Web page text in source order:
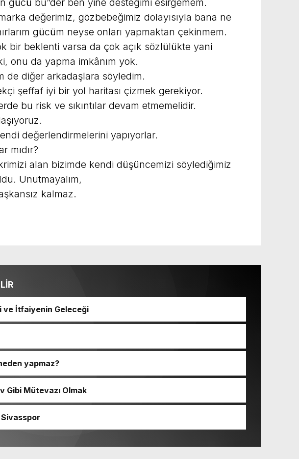
gücü bu”der ben yine desteğimi esirgemem.
değerimiz, gözbebeğimiz dolayısıyla bana ne
gücüm neyse onları yapmaktan çekinmem.
bir beklenti varsa da çok açık sözlülükte yani
onu da yapma imkânım yok.
de diğer arkadaşlara söyledim.
şeffaf iyi bir yol haritası çizmek gerekiyor.
bu risk ve sıkıntılar devam etmemelidir.
değerlendirmelerini yapıyorlar.
mıdır?
alan bizimde kendi düşüncemizi söylediğimiz
Unutmayalım,
kalmaz.
ve İtfaiyenin Geleceği
yapmaz?
Gibi Mütevazı Olmak
Sivasspor